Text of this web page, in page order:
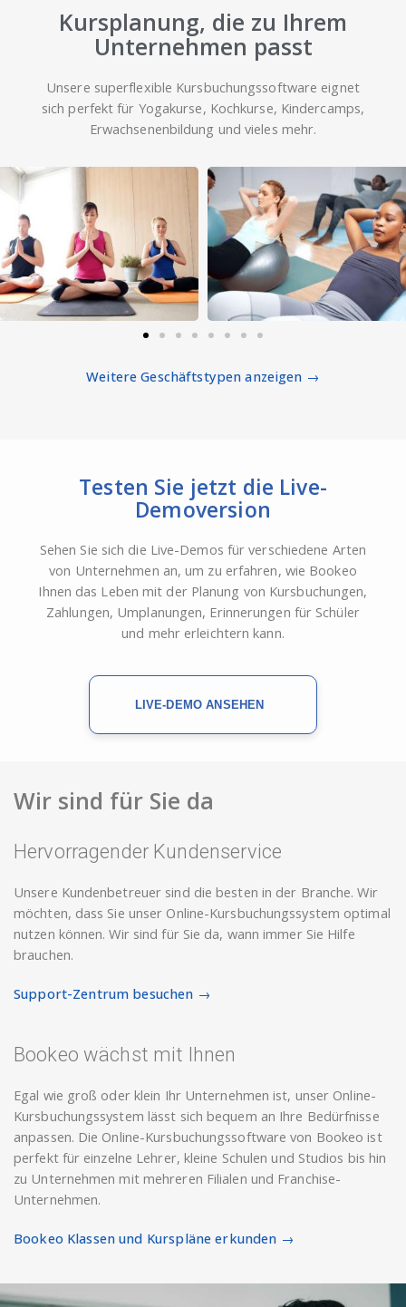
Kursplanung, die zu Ihrem
Unternehmen passt
Unsere superflexible Kursbuchungssoftware eignet
sich perfekt für Yogakurse, Kochkurse, Kindercamps,
Erwachsenenbildung und vieles mehr.
Weitere Geschäftstypen anzeigen →
Testen Sie jetzt die Live-
Demoversion
Sehen Sie sich die Live-Demos für verschiedene Arten
von Unternehmen an, um zu erfahren, wie Bookeo
Ihnen das Leben mit der Planung von Kursbuchungen,
Zahlungen, Umplanungen, Erinnerungen für Schüler
und mehr erleichtern kann.
LIVE-DEMO ANSEHEN
Wir sind für Sie da
Hervorragender Kundenservice
Unsere Kundenbetreuer sind die besten in der Branche. Wir
möchten, dass Sie unser Online-Kursbuchungssystem optimal
nutzen können. Wir sind für Sie da, wann immer Sie Hilfe
brauchen.
Support-Zentrum besuchen →
Bookeo wächst mit Ihnen
Egal wie groß oder klein Ihr Unternehmen ist, unser Online-
Kursbuchungssystem lässt sich bequem an Ihre Bedürfnisse
anpassen. Die Online-Kursbuchungssoftware von Bookeo ist
perfekt für einzelne Lehrer, kleine Schulen und Studios bis hin
zu Unternehmen mit mehreren Filialen und Franchise-
Unternehmen.
Bookeo Klassen und Kurspläne erkunden →